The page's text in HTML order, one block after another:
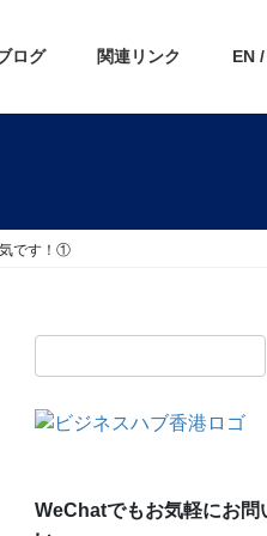
ログ 関連リンク EN /
気です！①
WeChatでもお気軽にお問